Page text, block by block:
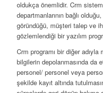
oldukça önemlidir. Crm
departmanlarının bağlı
göründüğü, müşteri talep ve
gözlemlendiği bir yazılım
Crm programı bir diğer
bilgilerin depolanmasında da
personel/ personel veya
şekilde kayıt altında